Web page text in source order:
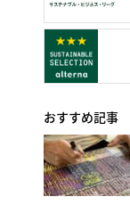
おすすめ記事